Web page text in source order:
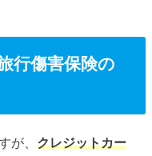
行傷害保険の
が、 クレジットカー